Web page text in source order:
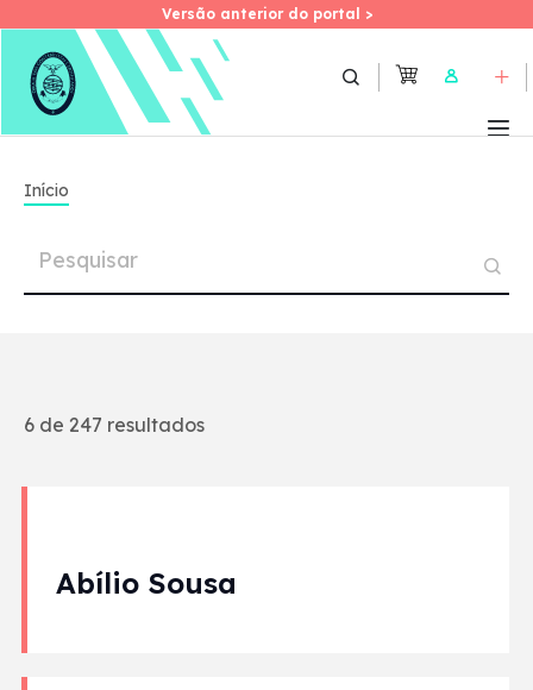
Skip
Versão anterior do portal >
Versão anterior do portal >
User
Início
6 de 247 resultados
Abílio Sousa